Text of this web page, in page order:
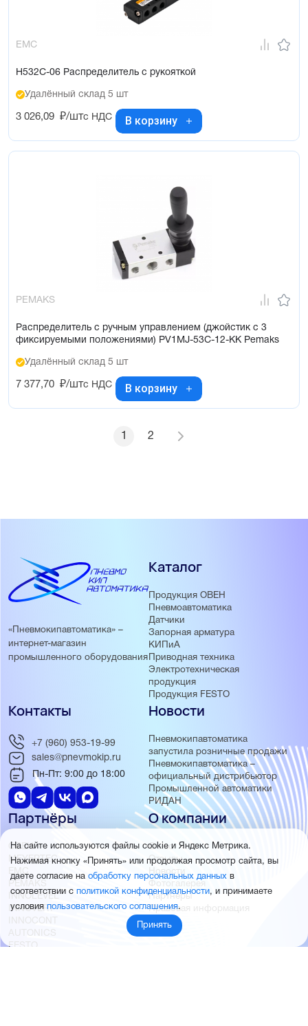
EMC
H532C-06 Распределитель с рукояткой
Удалённый склад 5 шт
3 026,09 ₽/штс НДС В корзину
PEMAKS
Распределитель с ручным управлением (джойстик с 3
фиксируемыми положениями) PV1MJ-53C-12-KK Pemaks
Удалённый склад 5 шт
7 377,70 ₽/штс НДС В корзину
1 2
«Пневмокипавтоматика» –
интернет-магазин
промышленного оборудования
Каталог
Продукция ОВЕН
Пневмоавтоматика
Датчики
Запорная арматура
КИПиА
Приводная техника
Электротехническая
продукция
Продукция FESTO
Новости
Пневмокипавтоматика
запустила розничные продажи
Пневмокипавтоматика –
официальный дистрибьютор
Промышленной автоматики
РИДАН
Партнёры
ОВЕН
MEYERTEC
EMC
PEMAKS
INNOLEVEL
INNOVERT
INNOCONT
AUTONICS
FESTO
О компании
О нас
Отзывы
Новости
Фотогалерея
Партнёры
Правовая информация
Контакты
+7 (960) 953-19-99
sales@pnevmokip.ru
Пн-Пт: 9:00 до 18:00
На сайте используются файлы cookie и Яндекс Метрика.
Нажимая кнопку «Принять» или продолжая просмотр сайта, вы
даете согласие на обработку персональных данных в
соответствии с политикой конфиденциальности, и принимаете
условияпользовательского соглашения.
Принять